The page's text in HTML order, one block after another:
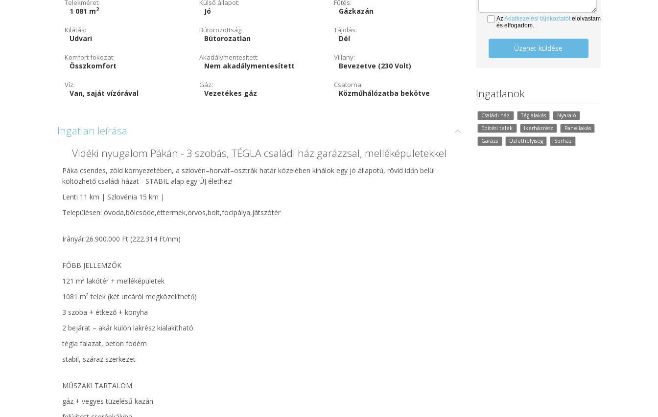
Telekméret:
1 081 m2
Külső állapot:
Jó
Fűtés:
Gázkazán
Kilátás:
Udvari
Bútorozottság:
Bútorozatlan
Tájolás:
Dél
Komfort fokozat:
Összkomfort
Akadálymentesített:
Nem akadálymentesített
Villany:
Bevezetve (230 Volt)
Víz:
Van, saját vízórával
Gáz:
Vezetékes gáz
Csatorna:
Közműhálózatba bekötve
Ingatlan leírása
Vidéki nyugalom Pákán - 3 szobás, TÉGLA családi ház garázzsal, melléképületekkel
Páka csendes, zöld környezetében, a szlovén–horvát–osztrák határ közelében kínálok egy jó állapotú, rövid időn belül
költözhető családi házat - STABIL alap egy ÚJ élethez!
Lenti 11 km | Szlovénia 15 km |
Településen: óvoda,bölcsöde,éttermek,orvos,bolt,focipálya,játszótér
Irányár:26.900.000 Ft (222.314 Ft/nm)
FŐBB JELLEMZŐK
121 m² lakótér + melléképületek
1081 m² telek (két utcáról megközelíthető)
3 szoba + étkező + konyha
2 bejárat – akár külön lakrész kialakítható
tégla falazat, beton födém
stabil, száraz szerkezet
MŰSZAKI TARTALOM
gáz + vegyes tüzelésű kazán
AzAdatkezelési tájékoztatótelolvastam
és elfogadom.
Üzenet küldése
Ingatlanok
Családi ház Téglalakás
Nyaraló
Építési telek
Ikerházrész
Panellakás
Garázs
Üzlethelyiség Sorház